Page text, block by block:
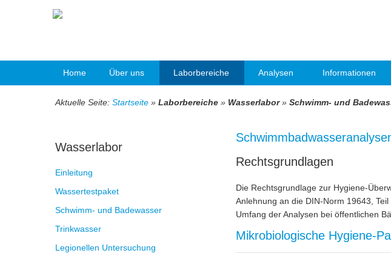
Home Über uns Laborbereiche Analysen Informationen
Aktuelle Seite: Startseite » Laborbereiche » Wasserlabor» Schwimm- und
Wasserlabor
Einleitung
Wassertestpaket
Schwimm- und Badewasser
Trinkwasser
Legionellen Untersuchung
Rechtsgrundlagen
Die Rechtsgrundlage zur Hygiene-
Anlehnung an die DIN-Norm 19643,
Umfang der Analysen bei öffentlichen
Mikrobiologische Hygiene-